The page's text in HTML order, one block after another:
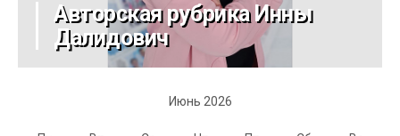
Авторская рубрика Инны
Далидович
Июнь 2026